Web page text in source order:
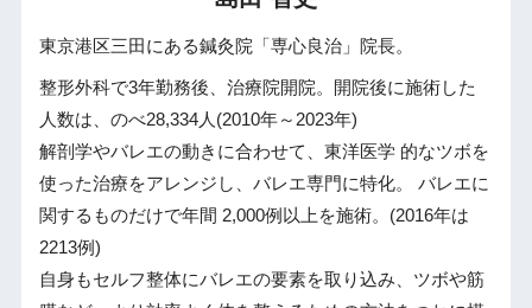
東京港区三田にある鍼灸院「専心良治」院長。
整形外科で3年勤務後、治療院開院。開院後に施術した
人数は、のべ28,334人(2010年～2023年)
解剖学やバレエの動きに合わせて、東洋医学 的なツボを
使った治療をアレンジし、バレエ専門に特化。 バレエに
関するものだけで年間 2,000例以上を施術。(2016年は
2213例)
自身もセルフ整体にバレエの要素を取り込み、ツボや筋